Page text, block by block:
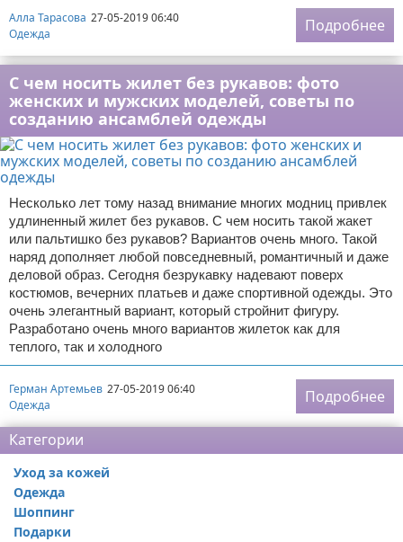
Алла Тарасова 27-05-2019 06:40
Одежда
Подробнее
С чем носить жилет без рукавов: фото
женских и мужских моделей, советы по
созданию ансамблей одежды
Несколько лет тому назад внимание многих модниц привлек
удлиненный жилет без рукавов. С чем носить такой жакет
или пальтишко без рукавов? Вариантов очень много. Такой
наряд дополняет любой повседневный, романтичный и даже
деловой образ. Сегодня безрукавку надевают поверх
костюмов, вечерних платьев и даже спортивной одежды. Это
очень элегантный вариант, который стройнит фигуру.
Разработано очень много вариантов жилеток как для
теплого, так и холодного
Герман Артемьев 27-05-2019 06:40
Одежда
Подробнее
Категории
Уход за кожей
Одежда
Шоппинг
Подарки